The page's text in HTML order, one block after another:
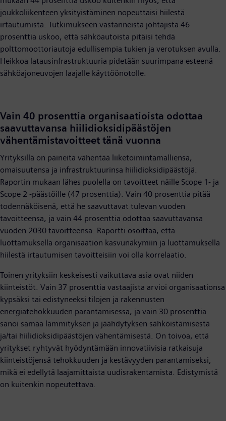
joukkoliikenteen yksityistäminen nopeuttaisi hiilestä
irtautumista. Tutkimukseen vastanneista johtajista 46
prosenttia uskoo, että sähköautoista pitäisi tehdä
polttomoottoriautoja edullisempia tukien ja verotuksen avulla.
Heikkoa latausinfrastruktuuria pidetään suurimpana esteenä
sähköajoneuvojen laajalle käyttöönotolle.
Vain 40 prosenttia organisaatioista odottaa
saavuttavansa hiilidioksidipäästöjen
vähentämistavoitteet tänä vuonna
Yrityksillä on paineita vähentää liiketoimintamalliensa,
omaisuutensa ja infrastruktuurinsa hiilidioksidipäästöjä.
Raportin mukaan lähes puolella on tavoitteet näille Scope 1- ja
Scope 2 -päästöille (47 prosenttia). Vain 40 prosenttia pitää
todennäköisenä, että he saavuttavat tulevan vuoden
tavoitteensa, ja vain 44 prosenttia odottaa saavuttavansa
vuoden 2030 tavoitteensa. Raportti osoittaa, että
luottamuksella organisaation kasvunäkymiin ja luottamuksella
hiilestä irtautumisen tavoitteisiin voi olla korrelaatio.
Toinen yrityksiin keskeisesti vaikuttava asia ovat niiden
kiinteistöt. Vain 37 prosenttia vastaajista arvioi organisaationsa
kypsäksi tai edistyneeksi tilojen ja rakennusten
energiatehokkuuden parantamisessa, ja vain 30 prosenttia
sanoi samaa lämmityksen ja jäähdytyksen sähköistämisestä
ja/tai hiilidioksidipäästöjen vähentämisestä. On toivoa, että
yritykset ryhtyvät hyödyntämään innovatiivisia ratkaisuja
kiinteistöjensä tehokkuuden ja kestävyyden parantamiseksi,
mikä ei edellytä laajamittaista uudisrakentamista. Edistymistä
on kuitenkin nopeutettava.